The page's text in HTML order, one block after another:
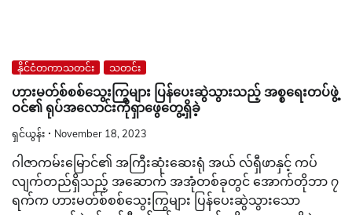
နိုင်ငံတကာသတင်း သတင်း
ဟားမတ်စ်စစ်သွေးကြွများ ပြန်ပေးဆွဲသွားသည့် အစ္စရေးတပ်ဖွဲ့
ဝင်၏ ရုပ်အလောင်းကိုရှာဖွေတွေ့ရှိခဲ့
ရှင်ယွန်း November 18, 2023
ဂါဇာကမ်းမြောင်၏ အကြီးဆုံးဆေးရုံ အယ် လ်ရှီဖာနှင့် ကပ်
လျက်တည်ရှိသည့် အဆောက် အအုံတစ်ခုတွင် အောက်တိုဘာ ၇
ရက်က ဟားမတ်စ်စစ်သွေးကြွများ ပြန်ပေးဆွဲသွားသော